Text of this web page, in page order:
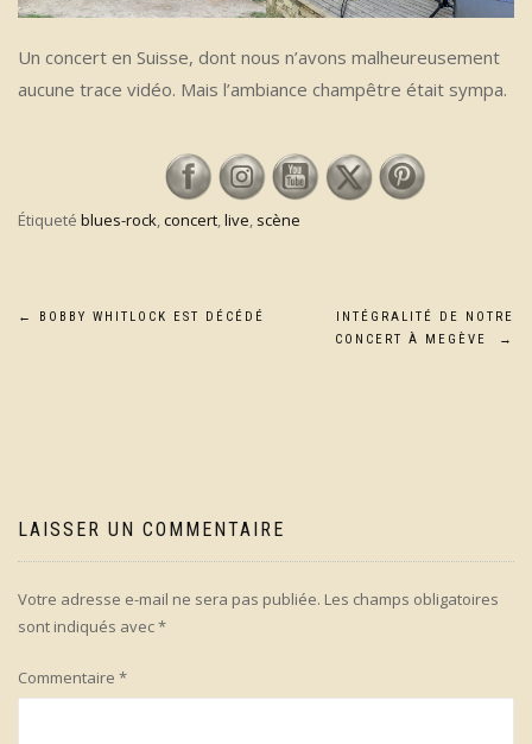
Un concert en Suisse, dont nous n’avons malheureusement
aucune trace vidéo. Mais l’ambiance champêtre était sympa.
Étiqueté blues-rock,concert,live, scène
Navigation
← BOBBY WHITLOCK EST DÉCÉDÉ
INTÉGRALITÉ DE NOTRE
CONCERT À MEGÈVE
→
LAISSER UN COMMENTAIRE
Votre adresse e-mail ne sera pas publiée. Les champs obligatoires
sont indiqués avec*
Commentaire *